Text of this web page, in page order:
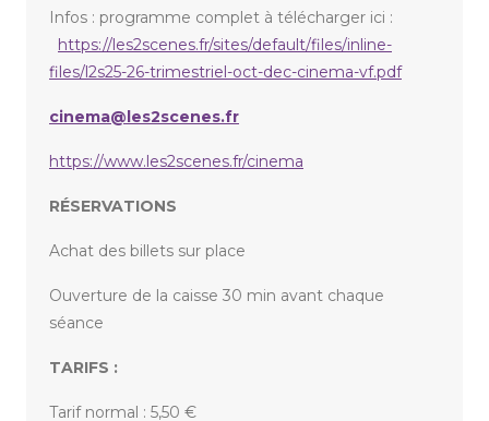
Infos : programme complet à télécharger ici :
https://les2scenes.fr/sites/default/files/inline-
files/l2s25-26-trimestriel-oct-dec-cinema-vf.pdf
cinema@les2scenes.fr
https://www.les2scenes.fr/cinema
RÉSERVATIONS
Achat des billets sur place
Ouverture de la caisse 30 min avant chaque
séance
TARIFS :
Tarif normal : 5,50 €